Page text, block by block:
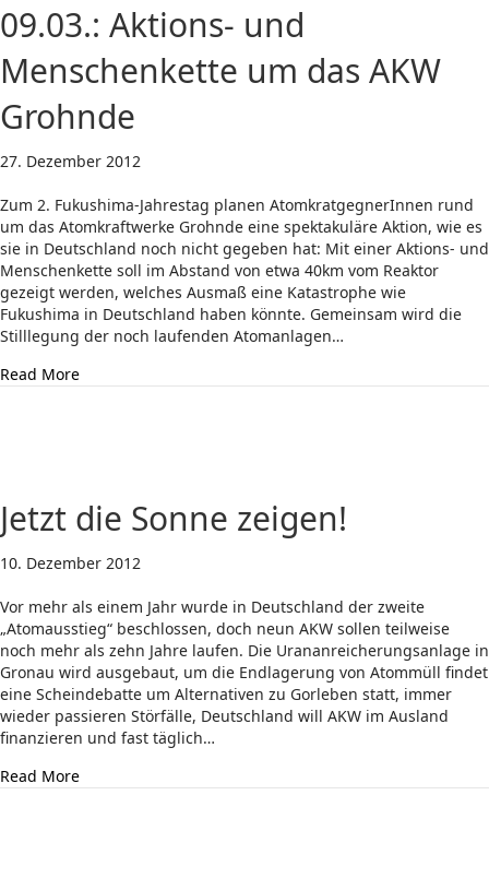
09.03.: Aktions- und
Menschenkette um das AKW
Grohnde
27. Dezember 2012
Zum 2. Fukushima-Jahrestag planen AtomkratgegnerInnen rund
um das Atomkraftwerke Grohnde eine spektakuläre Aktion, wie es
sie in Deutschland noch nicht gegeben hat: Mit einer Aktions- und
Menschenkette soll im Abstand von etwa 40km vom Reaktor
gezeigt werden, welches Ausmaß eine Katastrophe wie
Fukushima in Deutschland haben könnte. Gemeinsam wird die
Stilllegung der noch laufenden Atomanlagen…
Read Moreabout 09.03.: Aktions- und Menschenkette um das
Jetzt die Sonne zeigen!
10. Dezember 2012
Vor mehr als einem Jahr wurde in Deutschland der zweite
„Atomausstieg“ beschlossen, doch neun AKW sollen teilweise
noch mehr als zehn Jahre laufen. Die Urananreicherungsanlage in
Gronau wird ausgebaut, um die Endlagerung von Atommüll findet
eine Scheindebatte um Alternativen zu Gorleben statt, immer
wieder passieren Störfälle, Deutschland will AKW im Ausland
finanzieren und fast täglich…
Read Moreabout Jetzt die Sonne zeigen!